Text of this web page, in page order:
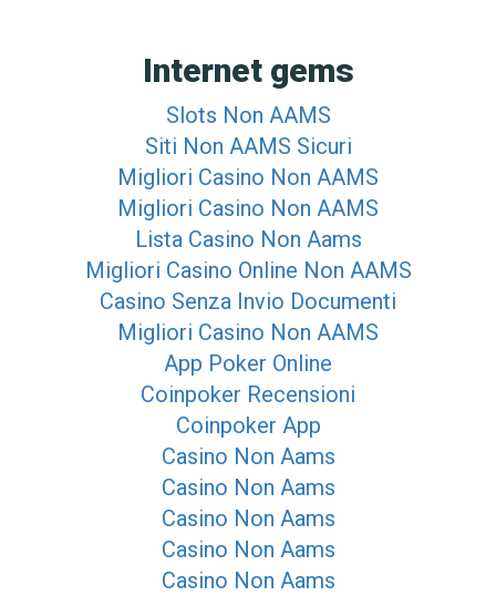
Internet gems
Slots Non AAMS
Siti Non AAMS Sicuri
Migliori Casino Non AAMS
Migliori Casino Non AAMS
Lista Casino Non Aams
Migliori Casino Online Non AAMS
Casino Senza Invio Documenti
Migliori Casino Non AAMS
App Poker Online
Coinpoker Recensioni
Coinpoker App
Casino Non Aams
Casino Non Aams
Casino Non Aams
Casino Non Aams
Casino Non Aams